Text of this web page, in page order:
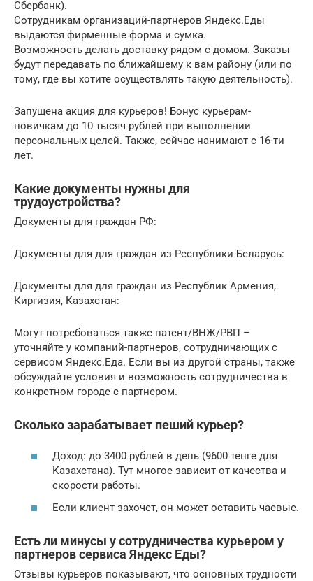
Сбербанк).
Сотрудникам организаций-партнеров Яндекс.Еды
выдаются фирменные форма и сумка.
Возможность делать доставку рядом с домом. Заказы
будут передавать по ближайшему к вам району (или по
тому, где вы хотите осуществлять такую деятельность).
Запущена акция для курьеров! Бонус курьерам-
новичкам до 10 тысяч рублей при выполнении
персональных целей. Также, сейчас нанимают с 16-ти
лет.
Какие документы нужны для
трудоустройства?
Документы для граждан РФ:
Документы для для граждан из Республики Беларусь:
Документы для для граждан из Республик Армения,
Киргизия, Казахстан:
Могут потребоваться также патент/ВНЖ/РВП –
уточняйте у компаний-партнеров, сотрудничающих с
сервисом Яндекс.Еда. Если вы из другой страны, также
обсуждайте условия и возможность сотрудничества в
конкретном городе с партнером.
Сколько зарабатывает пеший курьер?
Доход: до 3400 рублей в день (9600 тенге для
Казахстана). Тут многое зависит от качества и
скорости работы.
Если клиент захочет, он может оставить чаевые.
Есть ли минусы у сотрудничества курьером у
партнеров сервиса Яндекс Еды?
Отзывы курьеров показывают, что основных трудности